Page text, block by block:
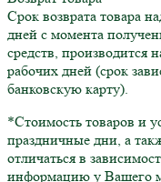
Срок возврата товара
дней с момента
средств, производится
рабочих дней (срок
банковскую карту).
*Стоимость товаров и
праздничные дни, а
отличаться в
информацию у Вашего